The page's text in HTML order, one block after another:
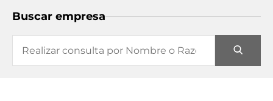
Buscar empresa